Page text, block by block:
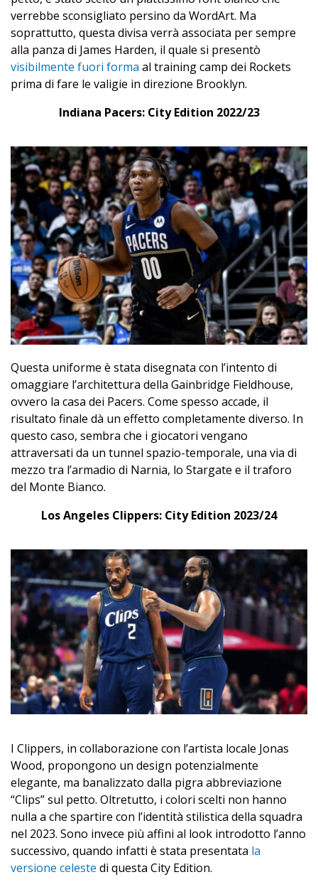
verrebbe sconsigliato persino da WordArt. Ma
soprattutto, questa divisa verrà associata per sempre
alla panza di James Harden, il quale si presentò
visibilmente fuori forma al training camp dei Rockets
prima di fare le valigie in direzione Brooklyn.
Indiana Pacers: City Edition 2022/23
Questa uniforme è stata disegnata con l’intento di
omaggiare l’architettura della Gainbridge Fieldhouse,
ovvero la casa dei Pacers. Come spesso accade, il
risultato finale dà un effetto completamente diverso. In
questo caso, sembra che i giocatori vengano
attraversati da un tunnel spazio-temporale, una via di
mezzo tra l’armadio di Narnia, lo Stargate e il traforo
del Monte Bianco.
Los Angeles Clippers: City Edition 2023/24
I Clippers, in collaborazione con l’artista locale Jonas
Wood, propongono un design potenzialmente
elegante, ma banalizzato dalla pigra abbreviazione
“Clips” sul petto. Oltretutto, i colori scelti non hanno
nulla a che spartire con l’identità stilistica della squadra
nel 2023. Sono invece più affini al look introdotto l’anno
successivo, quando infatti è stata presentata la
versione celeste di questa City Edition.